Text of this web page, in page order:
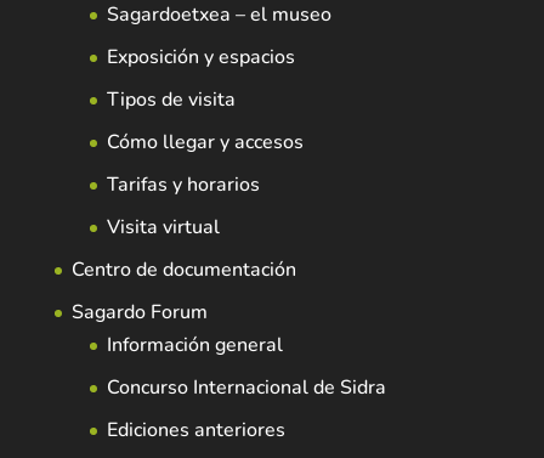
Sagardoetxea – el museo
Exposición y espacios
Tipos de visita
Cómo llegar y accesos
Tarifas y horarios
Visita virtual
Centro de documentación
Sagardo Forum
Información general
Concurso Internacional de Sidra
Ediciones anteriores